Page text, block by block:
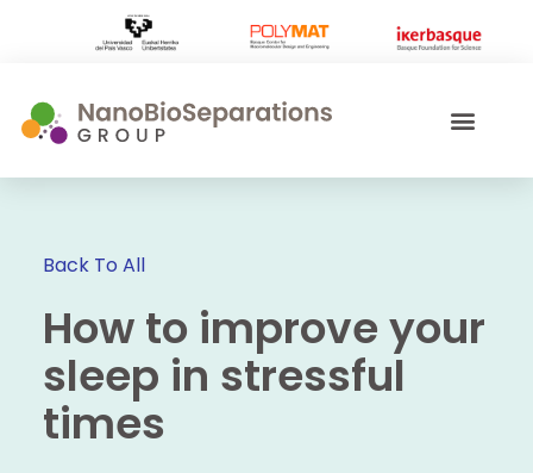
Back To All
How to improve your
sleep in stressful
times